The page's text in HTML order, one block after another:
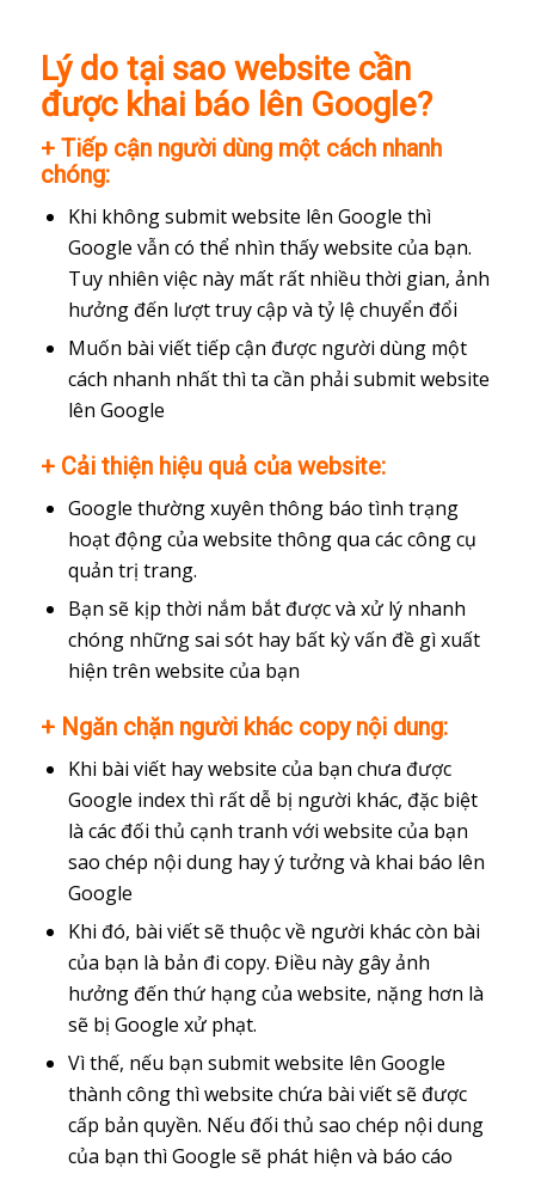
Lý do tại sao website cần
được khai báo lên Google?
+ Tiếp cận người dùng một cách nhanh
chóng:
Khi không submit website lên Google thì
Google vẫn có thể nhìn thấy website của bạn.
Tuy nhiên việc này mất rất nhiều thời gian, ảnh
hưởng đến lượt truy cập và tỷ lệ chuyển đổi
Muốn bài viết tiếp cận được người dùng một
cách nhanh nhất thì ta cần phải submit website
lên Google
+ Cải thiện hiệu quả của website:
Google thường xuyên thông báo tình trạng
hoạt động của website thông qua các công cụ
quản trị trang.
Bạn sẽ kịp thời nắm bắt được và xử lý nhanh
chóng những sai sót hay bất kỳ vấn đề gì xuất
hiện trên website của bạn
+ Ngăn chặn người khác copy nội dung:
Khi bài viết hay website của bạn chưa được
Google index thì rất dễ bị người khác, đặc biệt
là các đối thủ cạnh tranh với website của bạn
sao chép nội dung hay ý tưởng và khai báo lên
Google
Khi đó, bài viết sẽ thuộc về người khác còn bài
của bạn là bản đi copy. Điều này gây ảnh
hưởng đến thứ hạng của website, nặng hơn là
sẽ bị Google xử phạt.
Vì thế, nếu bạn submit website lên Google
thành công thì website chứa bài viết sẽ được
cấp bản quyền. Nếu đối thủ sao chép nội dung
của bạn thì Google sẽ phát hiện và báo cáo